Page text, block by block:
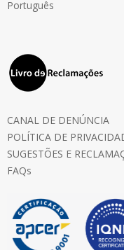
Português
CANAL DE DENÚNCIA
POLÍTICA DE
SUGESTÕES E
FAQs